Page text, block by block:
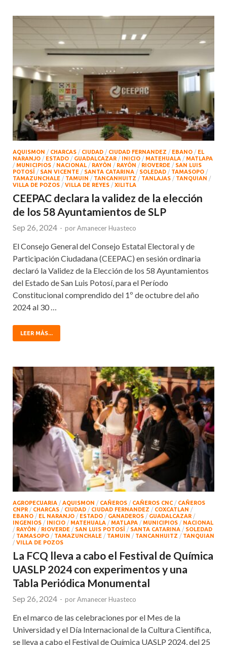
AQUISMON / CHARCAS / CIUDAD / CIUDAD FERNANDEZ / EBANO / EL
NARANJO / ESTADO / GUADALCAZAR / INICIO / MATEHUALA / MATLAPA
/ MUNICIPIOS / NACIONAL / RAYÒN / RAYÓN / RIOVERDE / SAN LUIS
POTOSÍ / SAN VICENTE / SANTA CATARINA / SOLEDAD / TAMASOPO /
TAMAZUNCHALE / TAMUIN / TANCANHUITZ / TANLAJAS / TANQUIAN /
VILLA DE POZOS / VILLA DE REYES / XILITLA
CEEPAC declara la validez de la elección
de los 58 Ayuntamientos de SLP
Sep 26, 2024 - porAmanecer Huasteco
El Consejo General del Consejo Estatal Electoral y de
Participación Ciudadana (CEEPAC) en sesión ordinaria
declaró la Validez de la Elección de los 58 Ayuntamientos
del Estado de San Luis Potosí, para el Período
Constitucional comprendido del 1º de octubre del año
2024 al 30 …
LEER MÁS...
AGROPECUARIA / AQUISMON / CAÑEROS / CAÑEROS CNC / CAÑEROS
CNPR / CHARCAS / CIUDAD / CIUDAD FERNANDEZ / COXCATLAN /
EBANO / EL NARANJO / ESTADO / GANADEROS / GUADALCAZAR /
INGENIOS / INICIO / MATEHUALA / MATLAPA / MUNICIPIOS / NACIONAL
/ RAYÒN / RIOVERDE / SAN LUIS POTOSÍ / SANTA CATARINA / SOLEDAD
/ TAMASOPO / TAMAZUNCHALE / TAMUIN / TANCANHUITZ / TANQUIAN
/ VILLA DE POZOS
La FCQ lleva a cabo el Festival de Química
UASLP 2024 con experimentos y una
Tabla Periódica Monumental
Sep 26, 2024 - porAmanecer Huasteco
En el marco de las celebraciones por el Mes de la
Universidad y el Día Internacional de la Cultura Científica,
se lleva a cabo el Festival de Química UASLP 2024, del 25